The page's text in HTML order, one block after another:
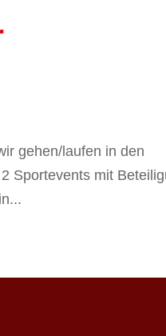
gehen/laufen in den
Sportevents mit